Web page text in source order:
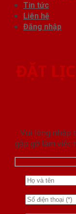
Tin tức
Liên hệ
Đăng nhập
ĐẶT
Vui lòng nhập
gặp gỡ làm việc